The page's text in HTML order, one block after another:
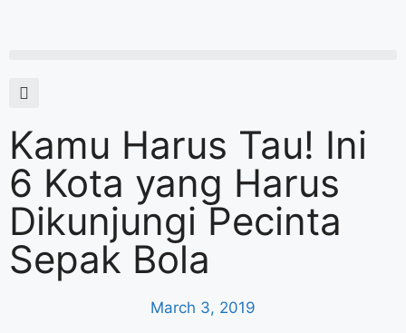
Kamu Harus Tau! Ini
6 Kota yang Harus
Dikunjungi Pecinta
Sepak Bola
March 3, 2019